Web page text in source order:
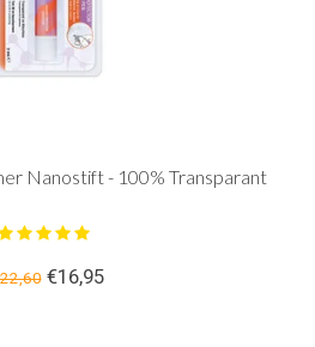
Nanostift - 100% Transparant
€16,95